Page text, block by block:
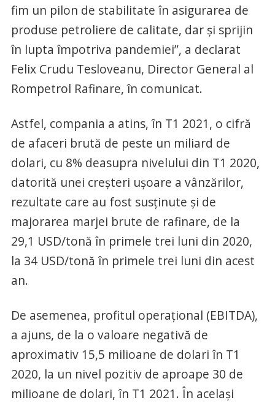
fim un pilon de stabilitate în asigurarea de
produse petroliere de calitate, dar și sprijin
în lupta împotriva pandemiei”, a declarat
Felix Crudu Tesloveanu, Director General al
Rompetrol Rafinare, în comunicat.
Astfel, compania a atins, în T1 2021, o cifră
de afaceri brută de peste un miliard de
dolari, cu 8% deasupra nivelului din T1 2020,
datorită unei creșteri ușoare a vânzărilor,
rezultate care au fost susținute și de
majorarea marjei brute de rafinare, de la
29,1 USD/tonă în primele trei luni din 2020,
la 34 USD/tonă în primele trei luni din acest
an.
De asemenea, profitul operațional (EBITDA),
a ajuns, de la o valoare negativă de
aproximativ 15,5 milioane de dolari în T1
2020, la un nivel pozitiv de aproape 30 de
milioane de dolari, în T1 2021. În același